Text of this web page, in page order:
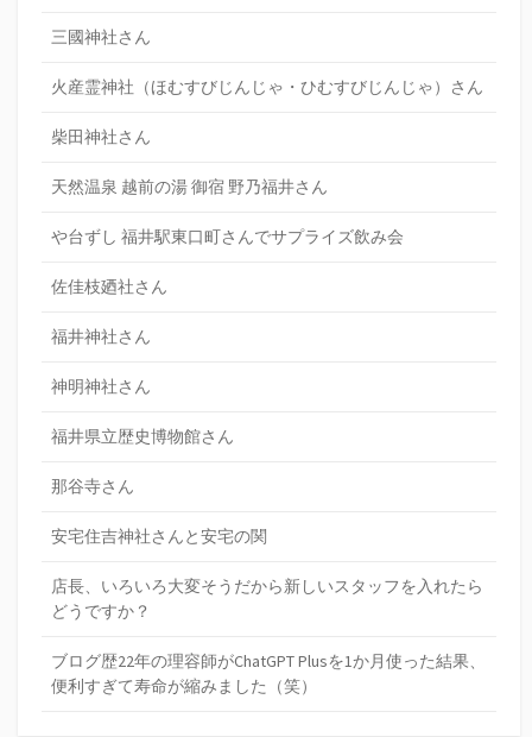
三國神社さん
火産霊神社（ほむすびじんじゃ・ひむすびじんじゃ）さん
柴田神社さん
天然温泉 越前の湯 御宿 野乃福井さん
や台ずし 福井駅東口町さんでサプライズ飲み会
佐佳枝廼社さん
福井神社さん
神明神社さん
福井県立歴史博物館さん
那谷寺さん
安宅住吉神社さんと安宅の関
店長、いろいろ大変そうだから新しいスタッフを入れたら
どうですか？
ブログ歴22年の理容師がChatGPT Plusを1か月使った結果、
便利すぎて寿命が縮みました（笑）